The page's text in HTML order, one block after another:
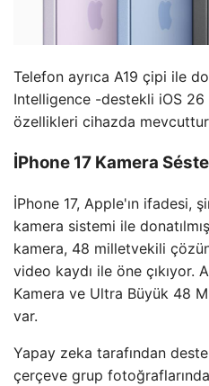
Telefon ayrıca A19 çipi ile
Intelligence -destekli iOS 26
özellikleri cihazda
İPhone 17 Kamera
İPhone 17, Apple'ın ifadesi,
kamera sistemi ile
kamera, 48 milletvekili
video kaydı ile öne çıkıyor.
Kamera ve Ultra Büyük 48
var.
Yapay zeka tarafından
çerçeve grup